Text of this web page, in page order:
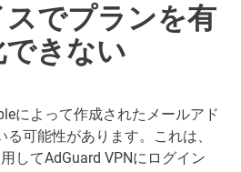
でプランを有
きない
によって作成されたメールアド
可能性があります。これは、
用してAdGuard VPNにログイン